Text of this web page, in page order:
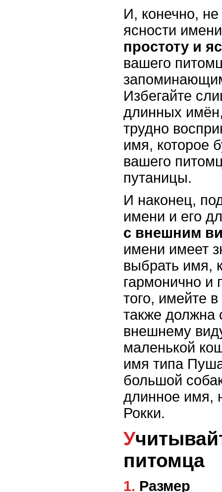
И, конечно, не
ясности
простоту и
вашего
Избегайте
длинных
трудно
имя, которое
вашего
путаницы.
И наконец,
имени и его
с внешним
имени имеет
выбрать имя,
гармонично и
того, имейте
также должна
внешнему
маленькой
имя типа
большой
длинное имя,
Рокки.
Учитывайте особенности
питомца
1. Размер